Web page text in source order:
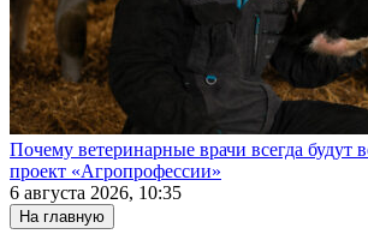
Почему ветеринарные врачи всегда будут
проект «Агропрофессии»
6 августа 2026, 10:35
На главную